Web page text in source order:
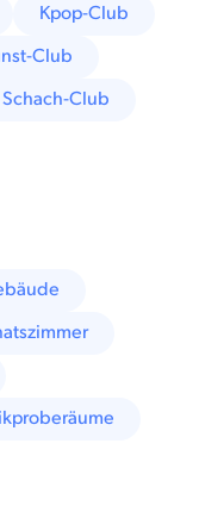
Kpop-Club
Club
Schach-Club